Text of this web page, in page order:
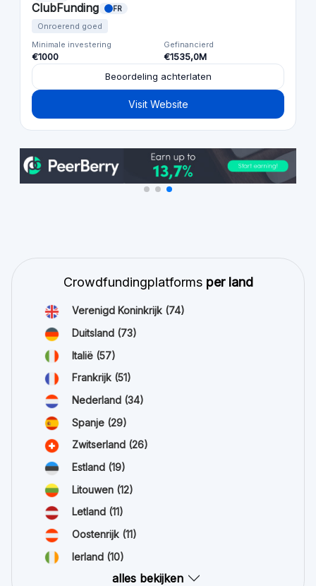
ClubFunding FR
Onroerend goed
Minimale investering
€1000
Gefinancierd
€1535,0M
Beoordeling achterlaten
Visit Website
Crowdfundingplatforms per land
Verenigd Koninkrijk (74)
Duitsland (73)
Italië (57)
Frankrijk (51)
Nederland (34)
Spanje (29)
Zwitserland (26)
Estland (19)
Litouwen (12)
Letland (11)
Oostenrijk (11)
Ierland (10)
alles bekijken